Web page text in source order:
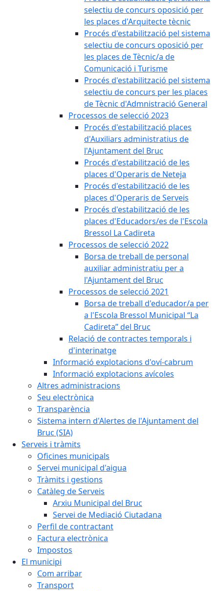
selectiu de concurs oposició per
les places d'Arquitecte tècnic
Procés d'estabilització pel sistema
selectiu de concurs oposició per
les places de Tècnic/a de
Comunicació i Turisme
Procés d'estabilització pel sistema
selectiu de concurs per les places
de Tècnic d'Admnistració General
Processos de selecció 2023
Procés d'estabilització places
d'Auxiliars administratius de
l'Ajuntament del Bruc
Procés d'estabilització de les
places d'Operaris de Neteja
Procés d'estabilització de les
places d'Operaris de Serveis
Procés d'estabilització de les
places d'Educadors/es de l'Escola
Bressol La Cadireta
Processos de selecció 2022
Borsa de treball de personal
auxiliar administratiu per a
l'Ajuntament del Bruc
Processos de selecció 2021
Borsa de treball d'educador/a per
a l'Escola Bressol Municipal “La
Cadireta” del Bruc
Relació de contractes temporals i
d'interinatge
Informació explotacions d'oví-cabrum
Informació explotacions avícoles
Altres administracions
Seu electrònica
Transparència
Sistema intern d'Alertes de l'Ajuntament del
Bruc (SIA)
Serveis i tràmits
Oficines municipals
Servei municipal d'aigua
Tràmits i gestions
Catàleg de Serveis
Arxiu Municipal del Bruc
Servei de Mediació Ciutadana
Perfil de contractant
Factura electrònica
Impostos
El municipi
Com arribar
Transport